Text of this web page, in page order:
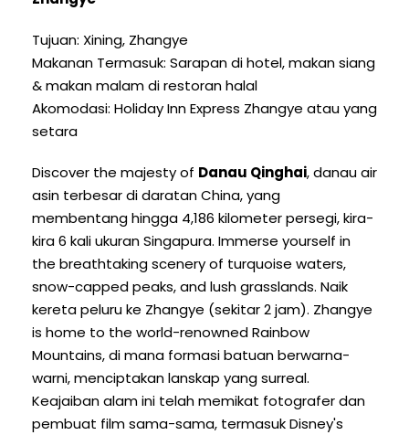
Tujuan: Xining, Zhangye
Makanan Termasuk: Sarapan di hotel, makan siang
& makan malam di restoran halal
Akomodasi: Holiday Inn Express Zhangye atau yang
setara
Discover the majesty of Danau Qinghai, danau air
asin terbesar di daratan China, yang
membentang hingga 4,186 kilometer persegi, kira-
kira 6 kali ukuran Singapura. Immerse yourself in
the breathtaking scenery of turquoise waters,
snow-capped peaks,and lush grasslands. Naik
kereta peluru ke Zhangye (sekitar 2 jam). Zhangye
is home to the world-renowned Rainbow
Mountains, di mana formasi batuan berwarna-
warni, menciptakan lanskap yang surreal.
Keajaiban alam ini telah memikat fotografer dan
pembuat film sama-sama, termasuk Disney's